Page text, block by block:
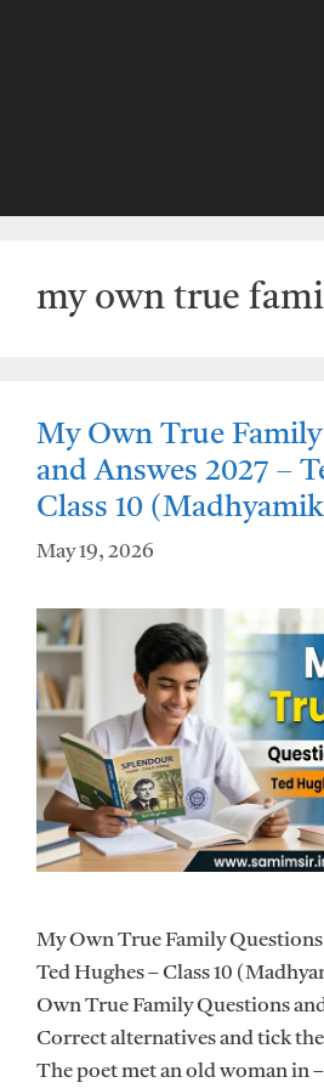
my own true
My Own True
and Answes 2027 –
Class 10
May 19, 2026
My Own True Family Questions
Ted Hughes – Class 10
Own True Family Questions
Correct alternatives and tick
The poet met an old woman in